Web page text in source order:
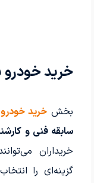
خرید خودرو
بخش خرید
سابقه فنی و
خریداران
گزینه‌ای را